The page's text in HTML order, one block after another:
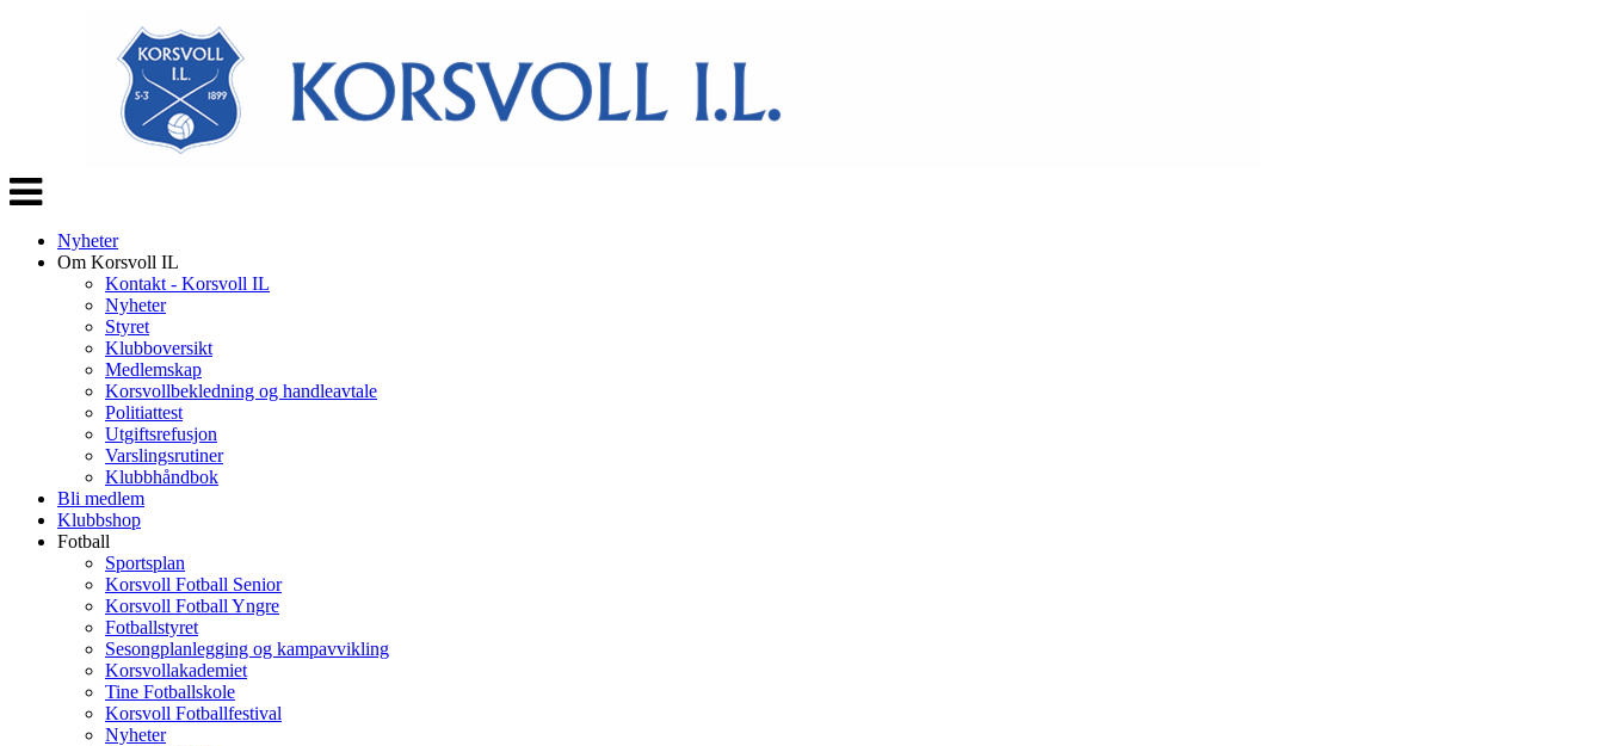
Veksle
navigasjon
Nyheter
Om Korsvoll IL
Kontakt - Korsvoll IL
Nyheter
Styret
Klubboversikt
Medlemskap
Korsvollbekledning og handleavtale
Politiattest
Utgiftsrefusjon
Varslingsrutiner
Klubbhåndbok
Bli medlem
Klubbshop
Fotball
Sportsplan
Korsvoll Fotball Senior
Korsvoll Fotball Yngre
Fotballstyret
Sesongplanlegging og kampavvikling
Korsvollakademiet
Tine Fotballskole
Korsvoll Fotballfestival
Nyheter